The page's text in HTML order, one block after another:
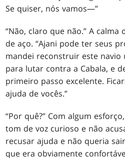
Se quiser, nós vamos—”
“Não, claro que não.” A
de aço. “Ajani pode ter seus
mandei reconstruir este navio
para lutar contra a Cabala, e
primeiro passo excelente.
ajuda de vocês.”
“Por quê?” Com algum
tom de voz curioso e não
recusar ajuda e não queria
que era obviamente